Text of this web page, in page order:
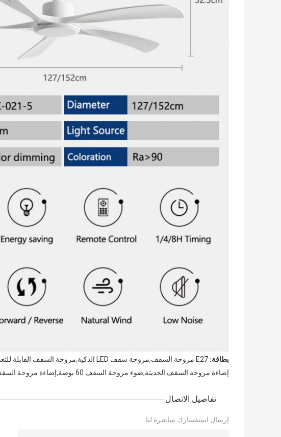
بطاقة: E27 مروحة السقف,مروحة سقف LED الذكية,مروحة السقف القابلة للتعديل عن بعد
إضاءة مروحة السقف الحديثة,ضوء مروحة السقف 60 بوصة,إضاءة مروحة السقف بالتحكم عن بعد
تفاصيل الاتصال
إرسال استفسارك مباشرة لنا